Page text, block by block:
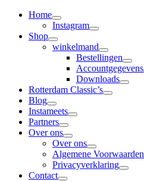
Home
Instagram
Shop
winkelmand
Bestellingen
Accountgegevens
Downloads
Rotterdam Classic’s
Blog
Instameets
Partners
Over ons
Over ons
Algemene Voorwaarden
Privacyverklaring
Contact